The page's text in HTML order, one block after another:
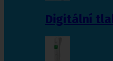
Digitální